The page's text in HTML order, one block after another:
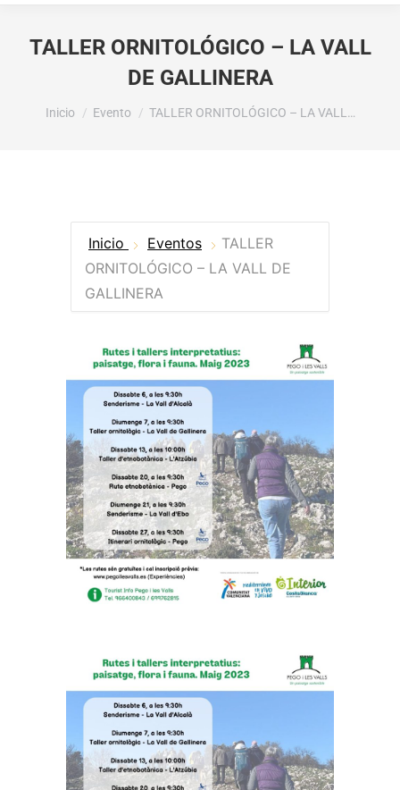
TALLER ORNITOLÓGICO – LA VALL
DE GALLINERA
Estás aquí:
Inicio Evento TALLER ORNITOLÓGICO – LA VALL…
Inicio Eventos
TALLER
ORNITOLÓGICO – LA VALL DE
GALLINERA